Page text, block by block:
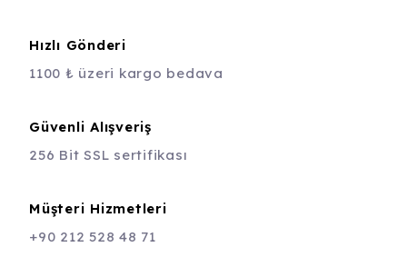
Hızlı Gönderi
1100 ₺ üzeri kargo bedava
Güvenli Alışveriş
256 Bit SSL sertifikası
Müşteri Hizmetleri
+90 212 528 48 71